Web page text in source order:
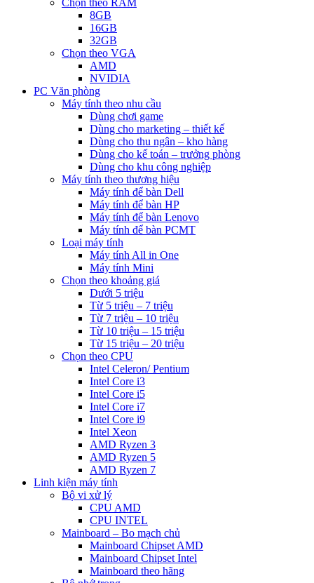
Chọn theo RAM
8GB
16GB
32GB
Chọn theo VGA
AMD
NVIDIA
PC Văn phòng
Máy tính theo nhu cầu
Dùng chơi game
Dùng cho marketing – thiết kế
Dùng cho thu ngân – kho hàng
Dùng cho kế toán – trưởng phòng
Dùng cho khu công nghiệp
Máy tính theo thương hiệu
Máy tính để bàn Dell
Máy tính để bàn HP
Máy tính để bàn Lenovo
Máy tính để bàn PCMT
Loại máy tính
Máy tính All in One
Máy tính Mini
Chọn theo khoảng giá
Dưới 5 triệu
Từ 5 triệu – 7 triệu
Từ 7 triệu – 10 triệu
Từ 10 triệu – 15 triệu
Từ 15 triệu – 20 triệu
Chọn theo CPU
Intel Celeron/ Pentium
Intel Core i3
Intel Core i5
Intel Core i7
Intel Core i9
Intel Xeon
AMD Ryzen 3
AMD Ryzen 5
AMD Ryzen 7
Linh kiện máy tính
Bộ vi xử lý
CPU AMD
CPU INTEL
Mainboard – Bo mạch chủ
Mainboard Chipset AMD
Mainboard Chipset Intel
Mainboard theo hãng